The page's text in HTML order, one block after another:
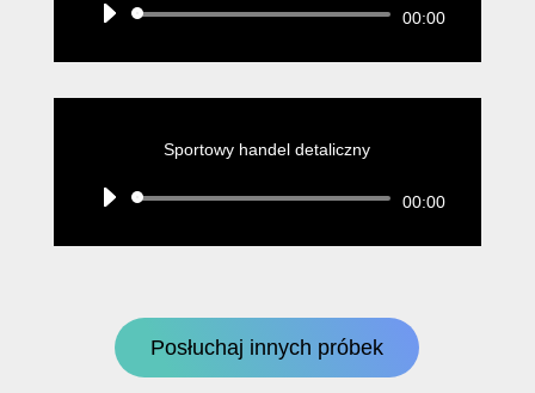
Odtwarzacz
00:00
Sportowy handel detaliczny
Odtwarzacz
00:00
Posłuchaj innych próbek